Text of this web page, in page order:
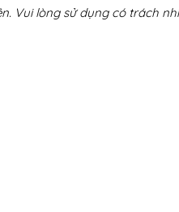
Vui lòng sử dụng có trách